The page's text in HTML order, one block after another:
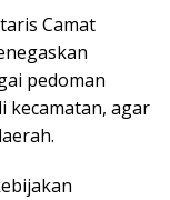
Camat
pedoman
kecamatan, agar